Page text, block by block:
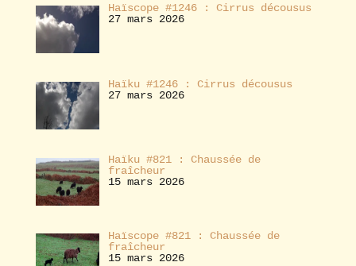
Haïscope #1246 : Cirrus décousus
27 mars 2026
Haïku #1246 : Cirrus décousus
27 mars 2026
Haïku #821 : Chaussée de
fraîcheur
15 mars 2026
Haïscope #821 : Chaussée de
fraîcheur
15 mars 2026